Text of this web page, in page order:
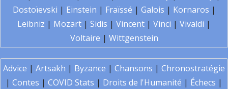
Dostoïevski | Einstein | Fraïssé | Galois | Kornaros |
Leibniz | Mozart | Sidis | Vincent | Vinci | Vivaldi |
Voltaire | Wittgenstein
Advice | Artsakh | Byzance | Chansons | Chronostratégie
| Contes | COVID Stats | Droits de l'Humanité | Échecs |